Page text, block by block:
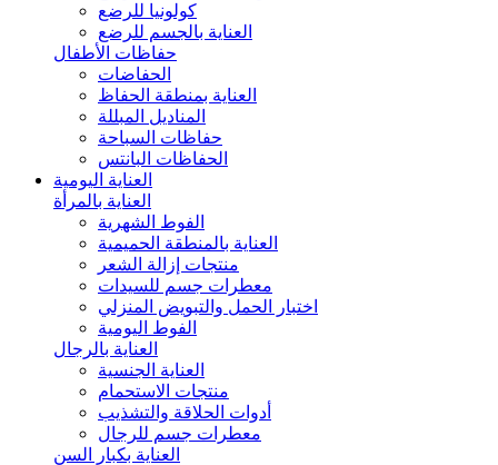
كولونيا للرضع
العناية بالجسم للرضع
حفاظات الأطفال
الحفاضات
العناية بمنطقة الحفاظ
المناديل المبللة
حفاظات السباحة
الحفاظات البانتس
العناية اليومية
العناية بالمرأة
الفوط الشهرية
العناية بالمنطقة الحميمية
منتجات إزالة الشعر
معطرات جسم للسيدات
اختبار الحمل والتبويض المنزلي
الفوط اليومية
العناية بالرجال
العناية الجنسية
منتجات الاستحمام
أدوات الحلاقة والتشذيب
معطرات جسم للرجال
العناية بكبار السن